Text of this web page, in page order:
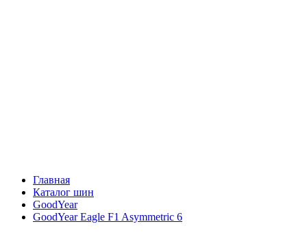
Главная
Каталог шин
GoodYear
GoodYear Eagle F1 Asymmetric 6